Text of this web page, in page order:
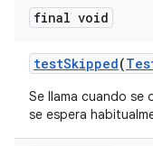
final void
testSkipped(
Se llama cuando se
se espera